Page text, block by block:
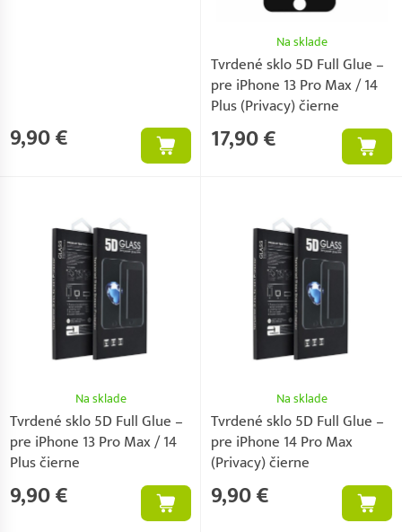
9,90 €
Na sklade
Tvrdené sklo 5D Full Glue –
pre iPhone 13 Pro Max / 14
Plus (Privacy) čierne
17,90 €
Na sklade
Tvrdené sklo 5D Full Glue –
pre iPhone 13 Pro Max / 14
Plus čierne
9,90 €
Na sklade
Tvrdené sklo 5D Full Glue –
pre iPhone 14 Pro Max
(Privacy) čierne
9,90 €